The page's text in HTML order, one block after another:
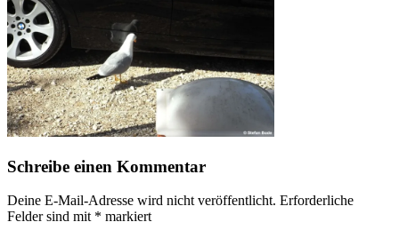
Schreibe einen Kommentar
Deine E-Mail-Adresse wird nicht veröffentlicht. Erforderliche
Felder sind mit * markiert